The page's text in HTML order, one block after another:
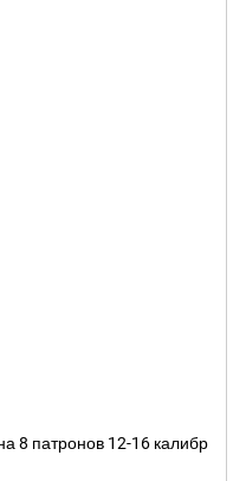
8 патронов 12-16 калибр